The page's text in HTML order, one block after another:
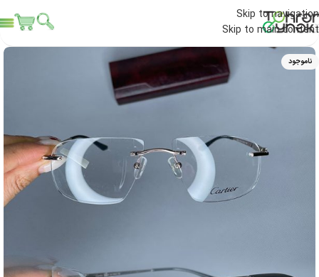
Skip to navigation
Skip to main content
ناموجود